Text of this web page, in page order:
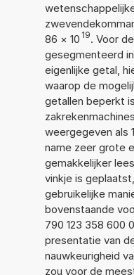
86 × 10 19. Voor
gesegmenteerd
eigenlijke getal,
waarop de
getallen beperkt
weergegeven als
name zeer grote
gemakkelijker
vinkje is
gebruikelijke
bovenstaande
790 123 358 600
presentatie van
nauwkeurigheid
zou voor de